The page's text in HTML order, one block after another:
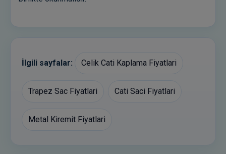
İlgili sayfalar: Celik Cati Kaplama Fiyatlari
Trapez Sac Fiyatlari Cati Saci Fiyatlari
Metal Kiremit Fiyatlari